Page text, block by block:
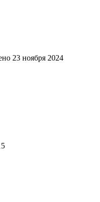
23 ноября 2024